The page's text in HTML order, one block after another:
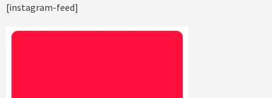
[instagram-feed]